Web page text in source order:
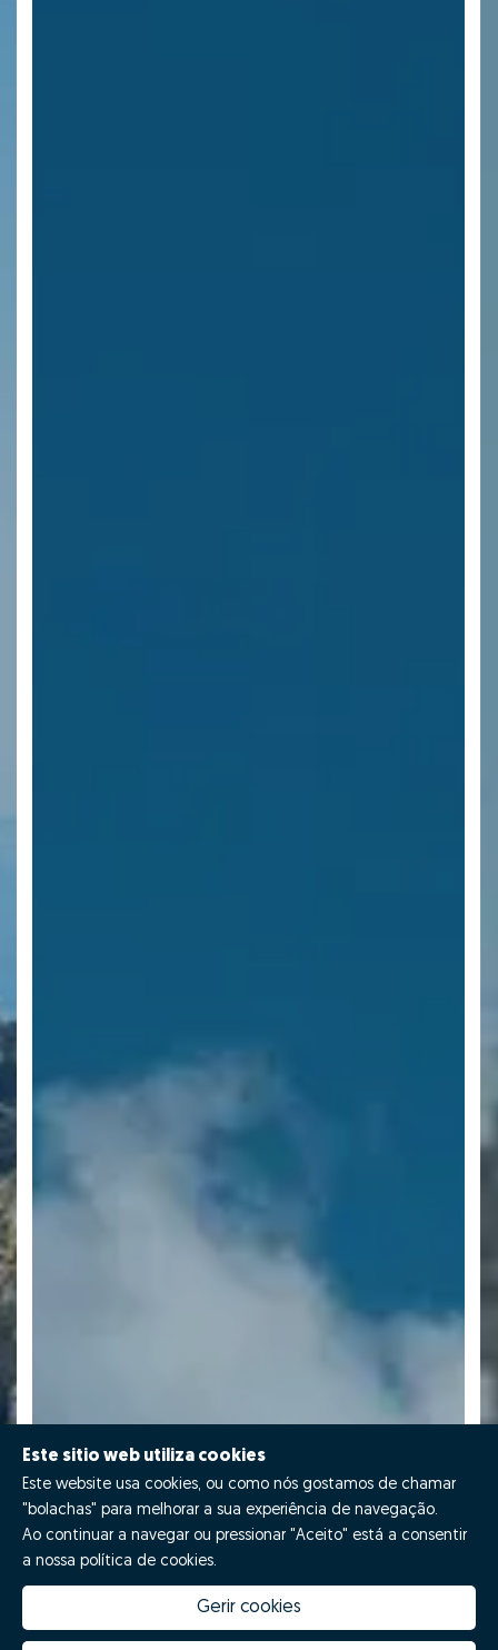
Este sitio web utiliza cookies
Este website usa cookies, ou como nós gostamos de chamar
"bolachas" para melhorar a sua experiência de navegação.
Ao continuar a navegar ou pressionar "Aceito" está a consentir
a nossa política de cookies.
Gerir cookies